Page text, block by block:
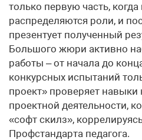
только первую часть,
распределяются роли, и
презентует полученный
Большого жюри активно
работы – от начала до
конкурсных испытаний
проект» проверяет
проектной деятельности,
«софт скилз»,
Профстандарта педагога.